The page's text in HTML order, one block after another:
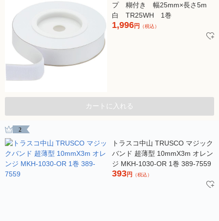
プ 糊付き 幅25mm×長さ5m
白 TR25WH 1巻
1,996円 （税込）
カートに入れる
2
トラスコ中山 TRUSCO マジック
バンド 超薄型 10mmX3m オレン
ジ MKH-1030-OR 1巻 389-7559
393円 （税込）